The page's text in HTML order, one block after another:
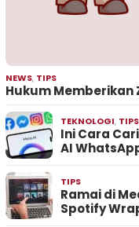
NEWS, TIPS
Hukum Memberikan
TEKNOLOGI, TIPS
Ini Cara
AI
TIPS
Ramai di
Spotify